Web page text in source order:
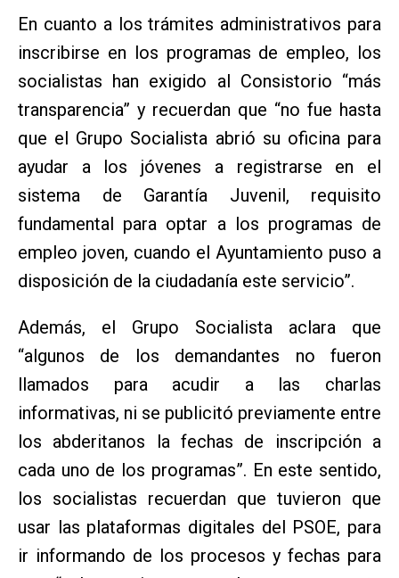
En cuanto a los trámites administrativos para
inscribirse en los programas de empleo, los
socialistas han exigido al Consistorio “más
transparencia” y recuerdan que “no fue hasta
que el Grupo Socialista abrió su oficina para
ayudar a los jóvenes a registrarse en el
sistema de Garantía Juvenil, requisito
fundamental para optar a los programas de
empleo joven, cuando el Ayuntamiento puso a
disposición de la ciudadanía este servicio”.
Además, el Grupo Socialista aclara que
“algunos de los demandantes no fueron
llamados para acudir a las charlas
informativas, ni se publicitó previamente entre
los abderitanos la fechas de inscripción a
cada uno de los programas”. En este sentido,
los socialistas recuerdan que tuvieron que
usar las plataformas digitales del PSOE, para
ir informando de los procesos y fechas para